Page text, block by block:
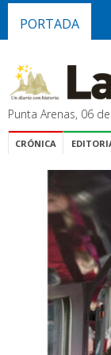
PORTADA
Punta Arenas, 06
CRÓNICA